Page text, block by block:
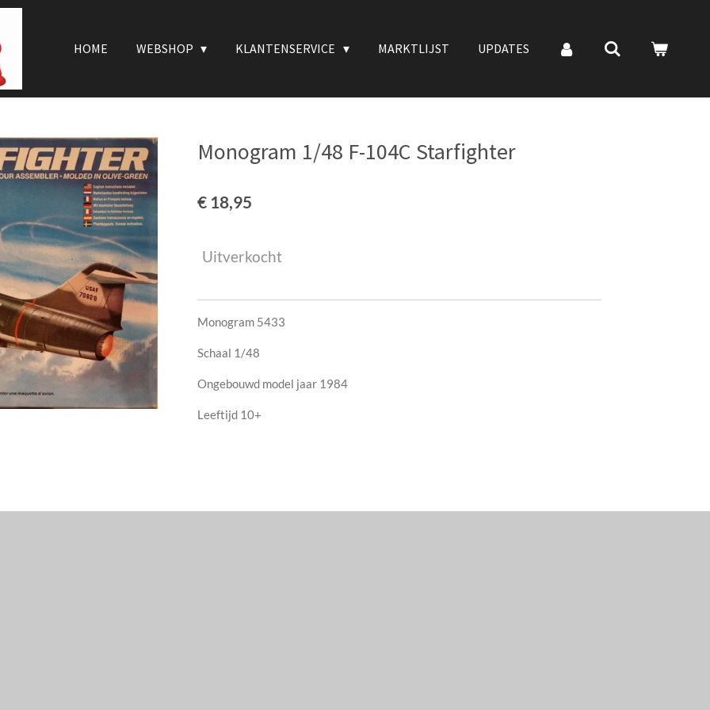
HOME WEBSHOP KLANTENSERVICE MARKTLIJST UPDATES
Monogram 1/48 F-104C Starfighter
€ 18,95
Uitverkocht
Monogram 5433
Schaal 1/48
Ongebouwd model jaar 1984
Leeftijd 10+